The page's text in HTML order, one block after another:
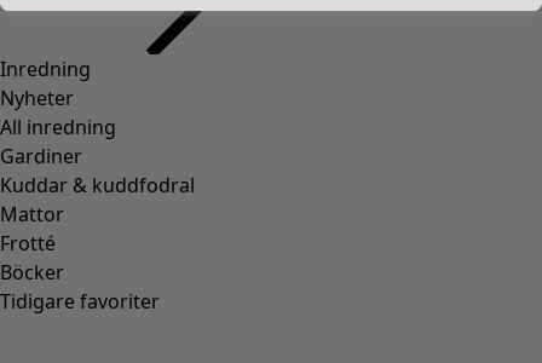
Inredning
Nyheter
All inredning
Gardiner
Kuddar & kuddfodral
Mattor
Frotté
Böcker
Tidigare favoriter